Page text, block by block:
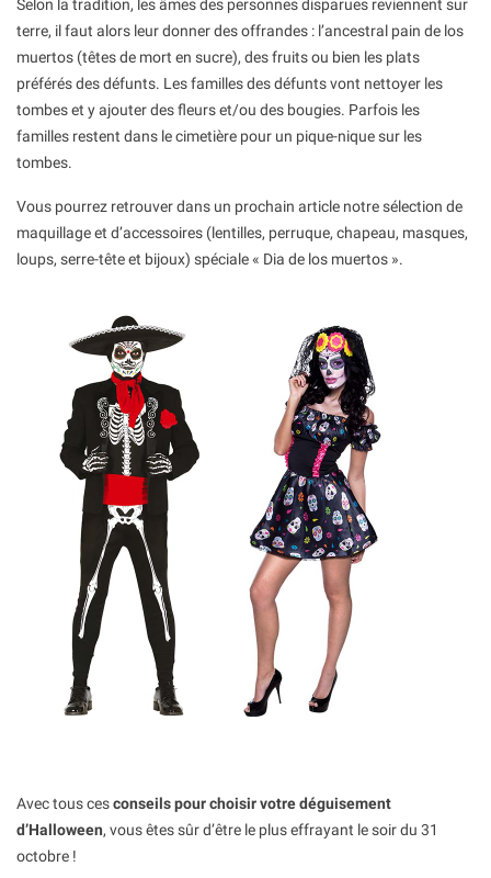
Selon la tradition, les âmes des personnes disparues reviennent sur
terre, il faut alors leur donner des offrandes : l’ancestral pain de los
muertos (têtes de mort en sucre), des fruits ou bien les plats
préférés des défunts. Les familles des défunts vont nettoyer les
tombes et y ajouter des fleurs et/ou des bougies. Parfois les
familles restent dans le cimetière pour un pique-nique sur les
tombes.
Vous pourrez retrouver dans un prochain article notre sélection de
maquillage et d’accessoires (lentilles, perruque, chapeau, masques,
loups, serre-tête et bijoux) spéciale « Dia de los muertos ».
Avec tous cesconseils pour choisir votre déguisement
d’Halloween, vous êtes sûr d’être le plus effrayant le soir du 31
octobre !